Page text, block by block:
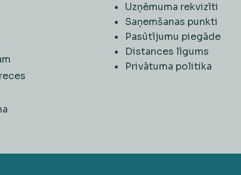
Uzņēmuma rekvizīti
Saņemšanas punkti
Pasūtījumu piegāde
Distances līgums
Privātuma politika